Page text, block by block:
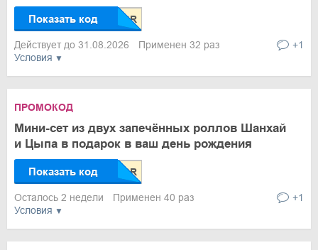
Условия
Показать код
Действует до 31.08.2026 Применен 32 раз +1
Условия
ПРОМОКОД
Мини-сет из двух запечённых роллов Шанхай
и Цыпа в подарок в ваш день рождения
Показать код
Осталось 2 недели Применен 40 раз +1